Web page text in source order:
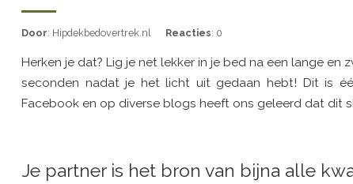
Door: Hipdekbedovertrek.nl Reacties: 0
Herken je dat? Lig je net lekker in je bed na een lange
seconden nadat je het licht uit gedaan hebt! Dit is
Facebook en op diverse blogs heeft ons geleerd dat dit
Je partner is het bron van bijna alle